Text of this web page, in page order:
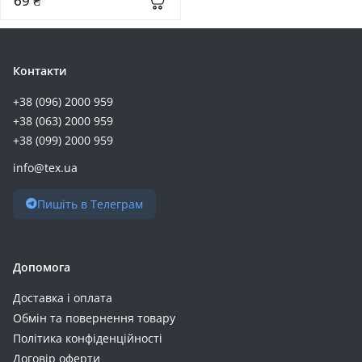
VEGER (+6)
YENKEE (+6)
Deye (+5)
Esperanza (+5)
Oukitel (+5)
Timeusb (+5)
CATL (+4)
Контакти
+38 (096) 2000 959
+38 (063) 2000 959
+38 (099) 2000 959
info@tex.ua
Пишіть в Телеграм
Допомога
Доставка і оплата
Обмін та повернення товару
Політика конфіденційності
Договір оферти